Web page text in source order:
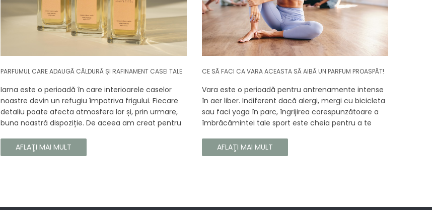
PARFUMUL CARE ADAUGĂ CĂLDURĂ ȘI RAFINAMENT CASEI TALE
Iarna este o perioadă în care interioarele caselor
noastre devin un refugiu împotriva frigului. Fiecare
detaliu poate afecta atmosfera lor și, prin urmare,
buna noastră dispoziție. De aceea am creat pentru
limitată, care va învălui fiecare colț al casei tale cu
căldura și magia aromelor de iarnă. Noua noastră
AFLAŢI MAI MULT
CE SĂ FACI CA VARA ACEASTA SĂ AIBĂ UN PARFUM PROASPĂT!
Vara este o perioadă pentru antrenamente intense
în aer liber. Indiferent dacă alergi, mergi cu bicicleta
sau faci yoga în parc, îngrijirea corespunzătoare a
îmbrăcămintei tale sport este cheia pentru a te
acest articol, vă vom spune cum să vă îngrijiți
corect îmbrăcămintea sport, astfel încât să își
AFLAŢI MAI MULT